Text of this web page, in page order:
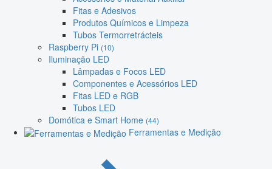
Fitas e Adesivos
Produtos Químicos e Limpeza
Tubos Termorretrácteis
Raspberry Pi (10)
Iluminação LED
Lâmpadas e Focos LED
Componentes e Acessórios LED
Fitas LED e RGB
Tubos LED
Domótica e Smart Home (44)
Ferramentas e Medição